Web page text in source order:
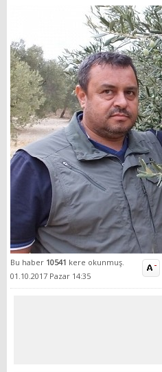
Bu haber 10541 kere okunmuş.
01.10.2017 Pazar 14:35